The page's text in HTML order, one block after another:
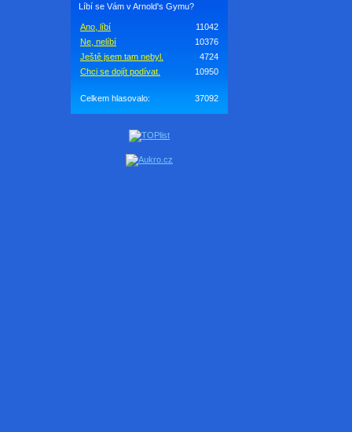
Líbí se Vám v Arnold's Gymu?
Ano, líbí
11042
Ne, nelíbí
10376
Ještě jsem tam nebyl.
4724
Chci se dojít podívat.
10950
Celkem hlasovalo: 37092